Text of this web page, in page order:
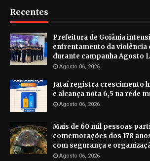
Recentes
Prefeitura de Goiânia
enfrentamento da violência
durante campanha Agosto
Agosto 06, 2026
Jataí registra crescimento
e alcança nota 6,5 na rede
Agosto 06, 2026
Mais de 60 mil pessoas
comemorações dos 178
com segurança e
Agosto 06, 2026